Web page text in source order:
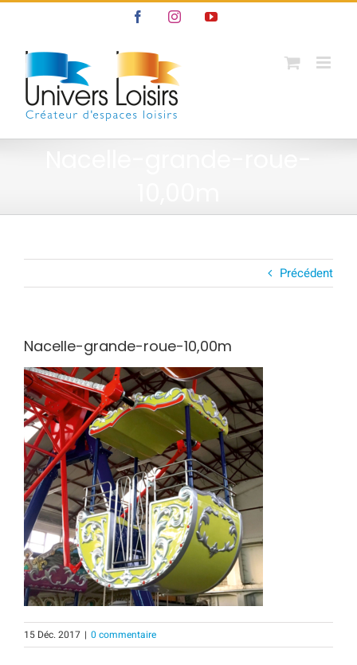
contenu
FacebookInstagramYouTube
Précédent
Nacelle-grande-roue-10,00m
15 Déc. 2017 | 0 commentaire